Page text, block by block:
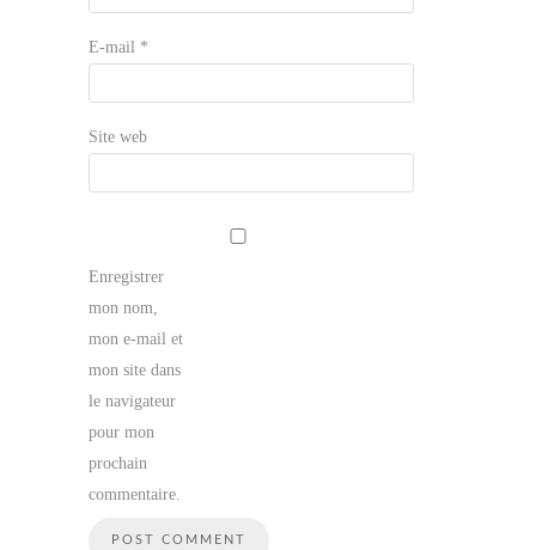
E-mail *
Site web
Enregistrer
mon nom,
mon e-mail et
mon site dans
le navigateur
pour mon
prochain
commentaire.